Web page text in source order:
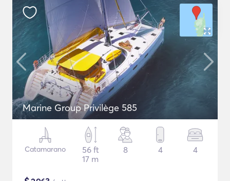
Marine Group Privilège 585
Catamarano
56 ft
17 m
8 4 4